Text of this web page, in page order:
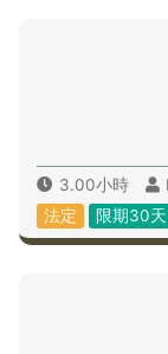
3.00小時
法定
限期30天